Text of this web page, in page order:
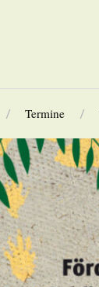
Termine